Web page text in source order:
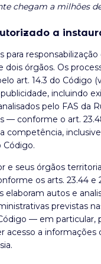
chegam a milhões
a
para responsabilização
dois órgãos. Os
art. 14.3 do Código
incluindo
pelo FAS da
— conforme o art.
competência,
Código.
e seus órgãos
os arts. 23.44 e
elaboram autos e
previstas
— em particular,
acesso a informações